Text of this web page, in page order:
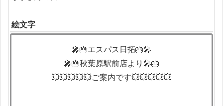
絵文字
🎤🎂エスパス日拓🎂🎤
🎤🎂秋葉原駅前店より🎤🎂
💥💥💥💥💥ご案内です💥💥💥💥💥